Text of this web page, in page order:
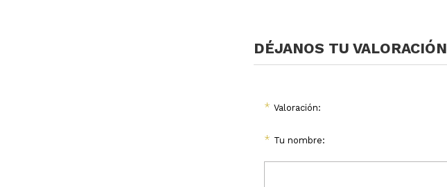
DÉJANOS TU VALORACIÓN
* Valoración:
* Tu nombre: